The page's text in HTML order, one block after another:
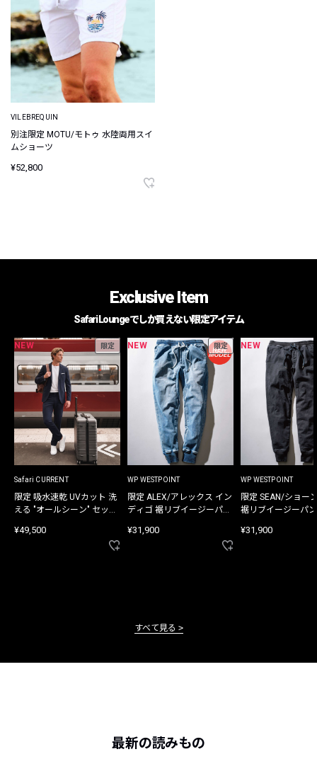
VILEBREQUIN
別注限定 MOTU/モトゥ 水陸両用スイ
ムショーツ
¥52,800
Exclusive Item
Safari Loungeでしか買えない限定アイテム
NEW 限定
Safari CURRENT
限定 吸水速乾 UVカット 洗
える "オールシーン" セット
¥49,500
NEW 限定
WP WESTPOINT
限定 ALEX/アレックス イン
ディゴ 裾リブイージーパン
¥31,900
NEW
WP WESTPOINT
限定 SEAN/ショー
裾リブイージーパ
¥31,900
すべて見る
最新の読みもの